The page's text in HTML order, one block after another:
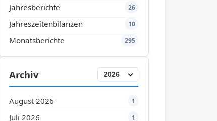
Jahresberichte 26
Jahreszeitenbilanzen 10
Monatsberichte 295
Archiv
August 2026 1
Juli 2026 1